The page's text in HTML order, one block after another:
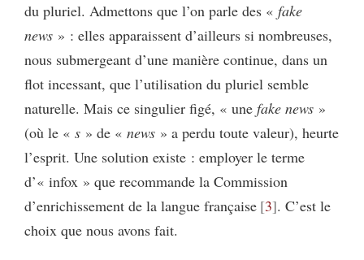
du pluriel. Admettons que l’on parle des « fake
news » : elles apparaissent d’ailleurs si nombreuses,
nous submergeant d’une manière continue, dans un
flot incessant, que l’utilisation du pluriel semble
naturelle. Mais ce singulier figé, « une fake news »
(où le « s » de « news » a perdu toute valeur), heurte
l’esprit. Une solution existe : employer le terme
d’« infox » que recommande la Commission
d’enrichissement de la langue française 3 . C’est le
choix que nous avons fait.